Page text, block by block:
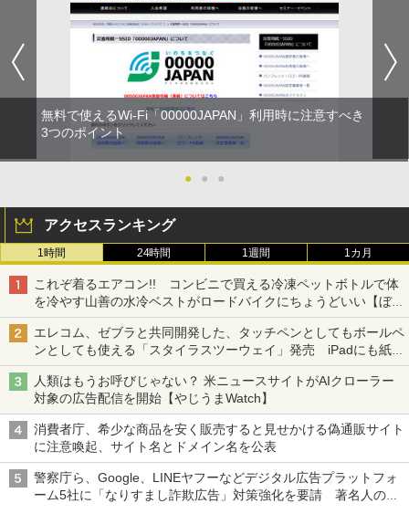
無料で使えるWi-Fi「00000JAPAN」利用時に注意すべき
3つのポイント
● ● ●
アクセスランキング
1時間 24時間 1週間 1カ月
これぞ着るエアコン!! コンビニで買える冷凍ペットボトルで体
を冷やす山善の水冷ベストがロードバイクにちょうどいい【ぼっ
ち・ざ・ろーど！その14】【空いた時間でなにしてる？】
エレコム、ゼブラと共同開発した、タッチペンとしてもボールペ
ンとしても使える「スタイラスツーウェイ」発売 iPadにも紙に
も、持ち替えずに書き込める
人類はもうお呼びじゃない？ 米ニュースサイトがAIクローラー
対象の広告配信を開始【やじうまWatch】
消費者庁、希少な商品を安く販売すると見せかける偽通販サイト
に注意喚起、サイト名とドメイン名を公表
警察庁ら、Google、LINEヤフーなどデジタル広告プラットフォ
ーム5社に「なりすまし詐欺広告」対策強化を要請 著名人の写